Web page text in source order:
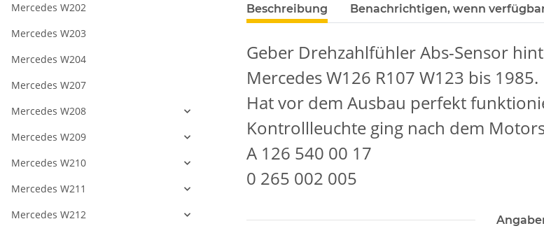
Beschreibung Benachrichtigen, wenn
Geber Drehzahlfühler Abs-Sensor
Mercedes W126 R107 W123 bis 1985.
Hat vor dem Ausbau perfekt
Kontrollleuchte ging nach dem
A 126 540 00 17
0 265 002 005
Mercedes W202
Mercedes W203
Mercedes W204
Mercedes W207
Mercedes W208
Mercedes W209
Mercedes W210
Mercedes W211
Mercedes W212